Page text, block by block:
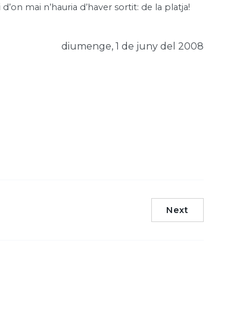
mai n’hauria d’haver sortit: de la platja!
diumenge, 1 de juny del 2008
Next